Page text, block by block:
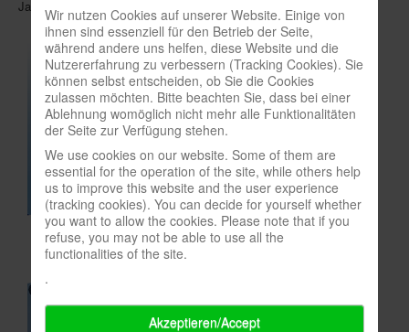
In eigener Sache-On our own behalf
Archivierte Meldungen-News archive
Jahr. Wir nutzen Cookies auf unserer Website. Einige von
ihnen sind essenziell für den Betrieb der Seite,
während andere uns helfen, diese Website und die
Nutzererfahrung zu verbessern (Tracking Cookies). Sie
können selbst entscheiden, ob Sie die Cookies
zulassen möchten. Bitte beachten Sie, dass bei einer
Ablehnung womöglich nicht mehr alle Funktionalitäten
der Seite zur Verfügung stehen.
We use cookies on our website. Some of them are
essential for the operation of the site, while others help
us to improve this website and the user experience
(tracking cookies). You can decide for yourself whether
you want to allow the cookies. Please note that if you
refuse, you may not be able to use all the
functionalities of the site.
.
Akzeptieren/Accept